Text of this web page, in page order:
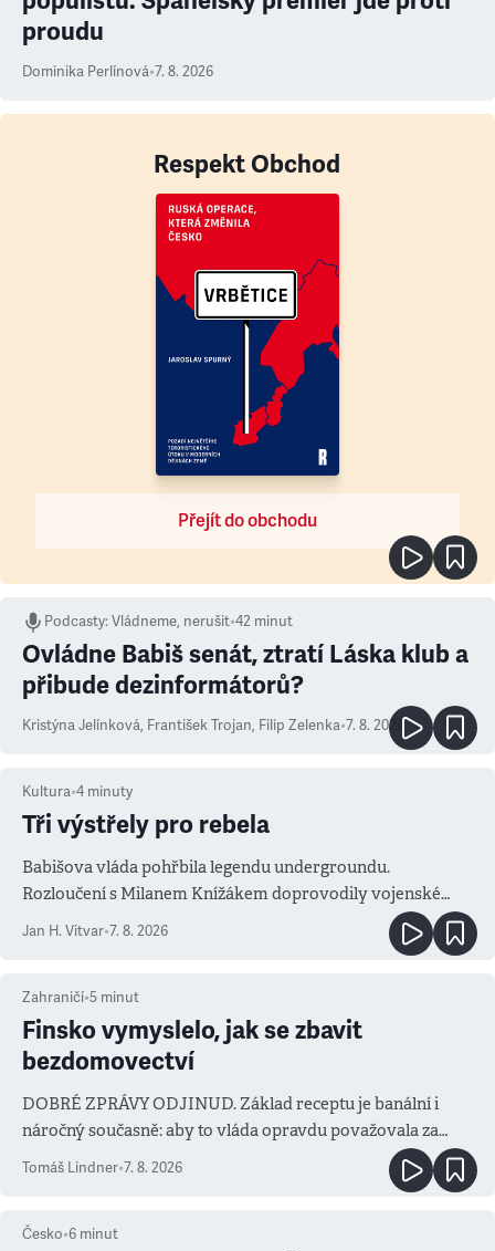
proudu
Dominika Perlínová•7. 8. 2026
Respekt Obchod
Přejít do obchodu
Podcasty:Vládneme, nerušit•42 minut
Ovládne Babiš senát, ztratí Láska klub a
přibude dezinformátorů?
Kristýna Jelínková, František Trojan, Filip Zelenka•7. 8. 2026
Kultura•4 minuty
Tři výstřely pro rebela
Babišova vláda pohřbila legendu undergroundu.
Rozloučení s Milanem Knížákem doprovodily vojenské
salvy i kritika pokrokářů
Jan H. Vitvar•7. 8. 2026
Zahraničí•5 minut
Finsko vymyslelo, jak se zbavit
bezdomovectví
DOBRÉ ZPRÁVY ODJINUD. Základ receptu je banální i
náročný současně: aby to vláda opravdu považovala za
prioritu
Tomáš Lindner•7. 8. 2026
Česko•6 minut